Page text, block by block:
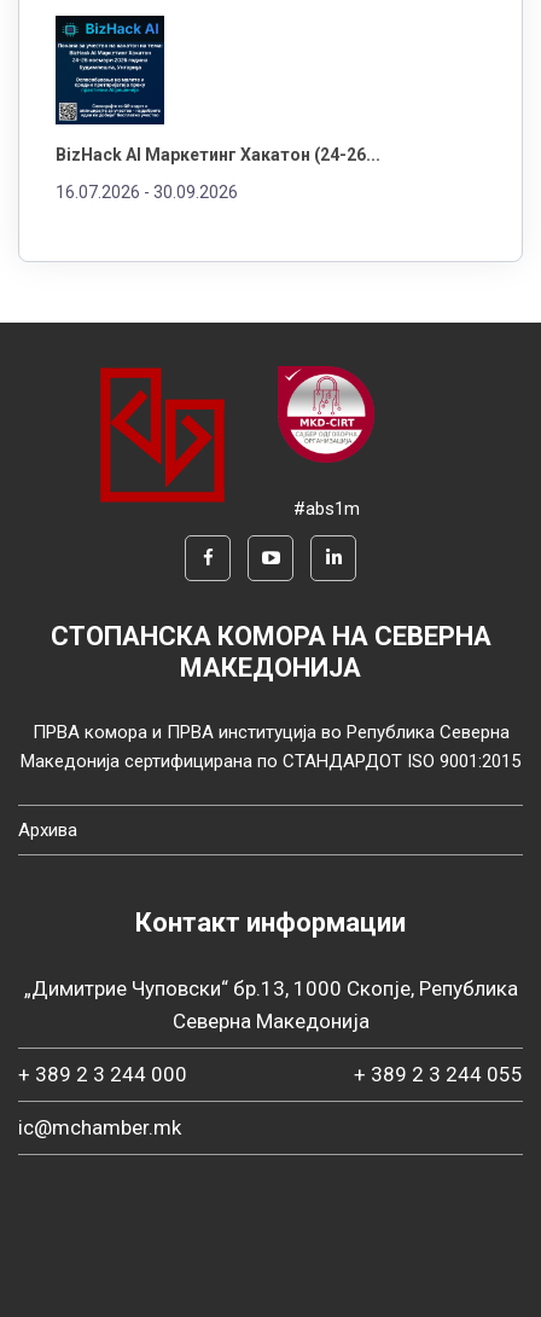
BizHack AI Маркетинг Хакатон (24-26...
16.07.2026 - 30.09.2026
#abs1m
СТОПАНСКА КОМОРА НА СЕВЕРНА
МАКЕДОНИЈА
ПРВА комора и ПРВА институција во Република Северна
Македонија сертифицирана по СТАНДАРДОТ ISO 9001:2015
Архива
Контакт информации
„Димитрие Чуповски“ бр.13, 1000 Скопје, Република
Северна Македонија
+ 389 2 3 244 000 + 389 2 3 244 055
ic@mchamber.mk